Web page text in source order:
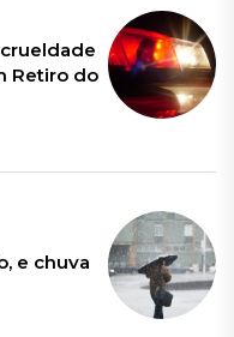
Retiro do
e chuva